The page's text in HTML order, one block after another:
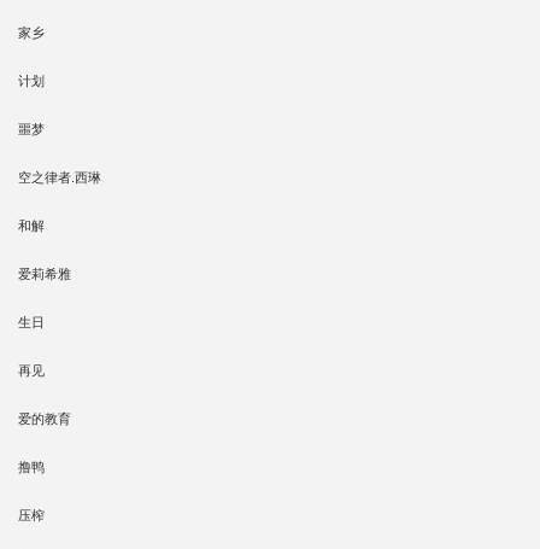
家乡
计划
噩梦
空之律者.西琳
和解
爱莉希雅
生日
再见
爱的教育
撸鸭
压榨